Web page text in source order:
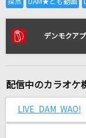
リア
[生音]真赤な太
拝啓、少年よ
Hump Back
デンモクア
配信中のカラオケ
LIVE DAM WAO!